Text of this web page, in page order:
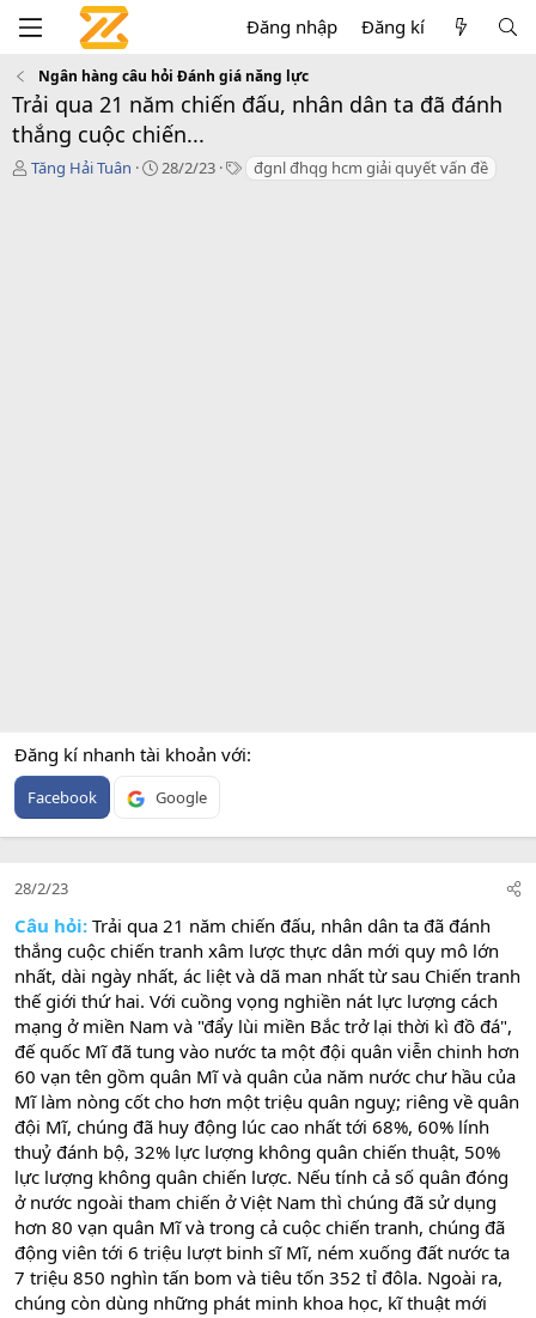
Đăng nhập Đăng kí
Ngân hàng câu hỏi Đánh giá năng lực
Trải qua 21 năm chiến đấu, nhân dân ta đã đánh
thắng cuộc chiến...
T
Tăng Hải Tuân
C
28/2/23
T đgnl đhqg hcm giải quyết vấn đề
Đăng kí nhanh tài khoản với
Facebook Google
28/2/23
Câu hỏi: Trải qua 21 năm chiến đấu, nhân dân ta đã đánh
thắng cuộc chiến tranh xâm lược thực dân mới quy mô lớn
nhất, dài ngày nhất, ác liệt và dã man nhất từ sau Chiến tranh
thế giới thứ hai. Với cuồng vọng nghiền nát lực lượng cách
mạng ở miền Nam và "đẩy lùi miền Bắc trở lại thời kì đồ đá",
đế quốc Mĩ đã tung vào nước ta một đội quân viễn chinh hơn
60 vạn tên gồm quân Mĩ và quân của năm nước chư hầu của
Mĩ làm nòng cốt cho hơn một triệu quân nguỵ; riêng về quân
đội Mĩ, chúng đã huy động lúc cao nhất tới 68%, 60% lính
thuỷ đánh bộ, 32% lực lượng không quân chiến thuật, 50%
lực lượng không quân chiến lược. Nếu tính cả số quân đóng
ở nước ngoài tham chiến ở Việt Nam thì chúng đã sử dụng
hơn 80 vạn quân Mĩ và trong cả cuộc chiến tranh, chúng đã
động viên tới 6 triệu lượt binh sĩ Mĩ, ném xuống đất nước ta
7 triệu 850 nghìn tấn bom và tiêu tốn 352 tỉ đôla. Ngoài ra,
chúng còn dùng những phát minh khoa học, kĩ thuật mới